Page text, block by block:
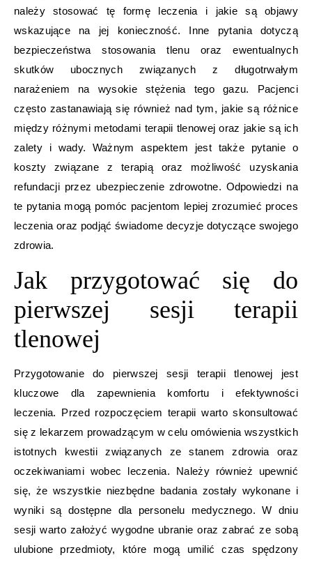
należy stosować tę formę leczenia i jakie są objawy
wskazujące na jej konieczność. Inne pytania dotyczą
bezpieczeństwa stosowania tlenu oraz ewentualnych
skutków ubocznych związanych z długotrwałym
narażeniem na wysokie stężenia tego gazu. Pacjenci
często zastanawiają się również nad tym, jakie są różnice
między różnymi metodami terapii tlenowej oraz jakie są ich
zalety i wady. Ważnym aspektem jest także pytanie o
koszty związane z terapią oraz możliwość uzyskania
refundacji przez ubezpieczenie zdrowotne. Odpowiedzi na
te pytania mogą pomóc pacjentom lepiej zrozumieć proces
leczenia oraz podjąć świadome decyzje dotyczące swojego
zdrowia.
Jak przygotować się do
pierwszej sesji terapii
tlenowej
Przygotowanie do pierwszej sesji terapii tlenowej jest
kluczowe dla zapewnienia komfortu i efektywności
leczenia. Przed rozpoczęciem terapii warto skonsultować
się z lekarzem prowadzącym w celu omówienia wszystkich
istotnych kwestii związanych ze stanem zdrowia oraz
oczekiwaniami wobec leczenia. Należy również upewnić
się, że wszystkie niezbędne badania zostały wykonane i
wyniki są dostępne dla personelu medycznego. W dniu
sesji warto założyć wygodne ubranie oraz zabrać ze sobą
ulubione przedmioty, które mogą umilić czas spędzony